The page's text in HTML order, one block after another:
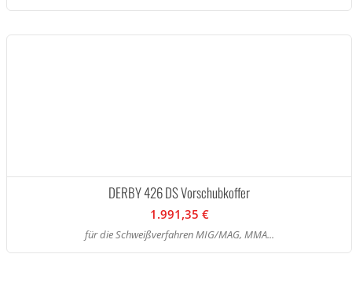
DERBY 426 DS Vorschubkoffer
1.991,35 €
für die Schweißverfahren MIG/MAG, MMA...